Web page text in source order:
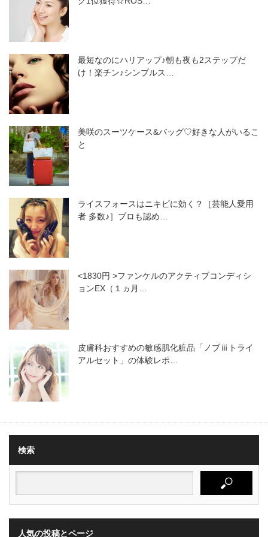
最短なのにハリアップ♪朝も夜も2ステップだ
け！楽チン♪シンプルス…
美咲のスーツケース&バッグ♡好きな人がいるこ
と
ライスフォースはニキビに効く？［芸能人愛用
者 多数♪］プロも認め…
<1830円 >ファンケルのアクティブコンディシ
ョンEX（１ヵ月…
皮膚科おすすめの敏感肌化粧品「ノブⅲトライ
アルセット」の体験レポ…
検索
人気の投稿とページ